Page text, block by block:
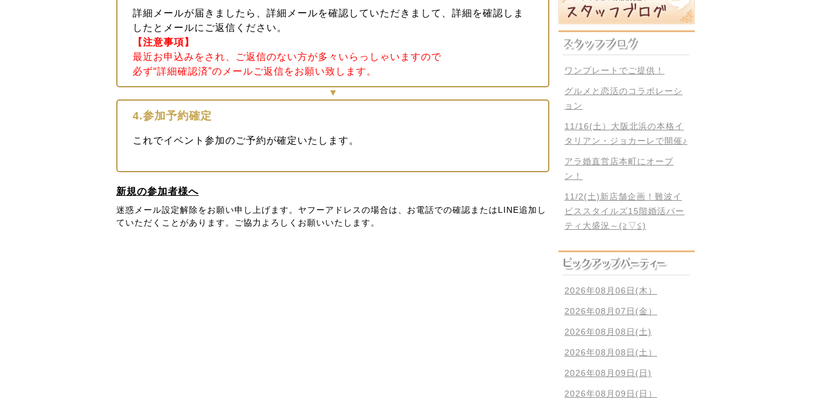
詳細メールが届きましたら、詳細メールを確認していただきまして、詳細を確認しま
したとメールにご返信ください。
【注意事項】
最近お申込みをされ、ご返信のない方が多々いらっしゃいますので
必ず“詳細確認済”のメールご返信をお願い致します。
4.参加予約確定
これでイベント参加のご予約が確定いたします。
新規の参加者様へ
迷惑メール設定解除をお願い申し上げます。ヤフーアドレスの場合は、お電話での確認またはLINE追加し
ていただくことがあります。ご協力よろしくお願いいたします。
ワンプレートでご提供！
グルメと恋活のコラボレーシ
ョン
11/16(土）大阪北浜の本格イ
タリアン・ジョカーレで開催♪
アラ婚直営店本町にオープ
ン！
11/2(土)新店舗企画！難波イ
ビススタイルズ15階婚活パー
ティ大盛況～(≧▽≦)
2026年08月06日(木）
2026年08月07日(金）
2026年08月08日(土)
2026年08月08日(土）
2026年08月09日(日)
2026年08月09日(日）